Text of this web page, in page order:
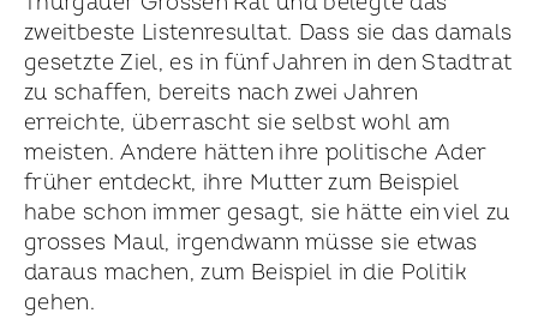
zweitbeste Listen­resultat. Dass sie das damals
gesetzte Ziel, es in fünf Jahren in den Stadtrat
zu schaffen, bereits nach zwei Jahren
erreichte, überrascht sie selbst wohl am
meisten. Andere hätten ihre politische Ader
früher entdeckt, ihre Mutter zum Beispiel
habe schon immer gesagt, sie hätte ein viel zu
grosses Maul, irgendwann müsse sie etwas
daraus machen, zum Beispiel in die Politik
gehen.